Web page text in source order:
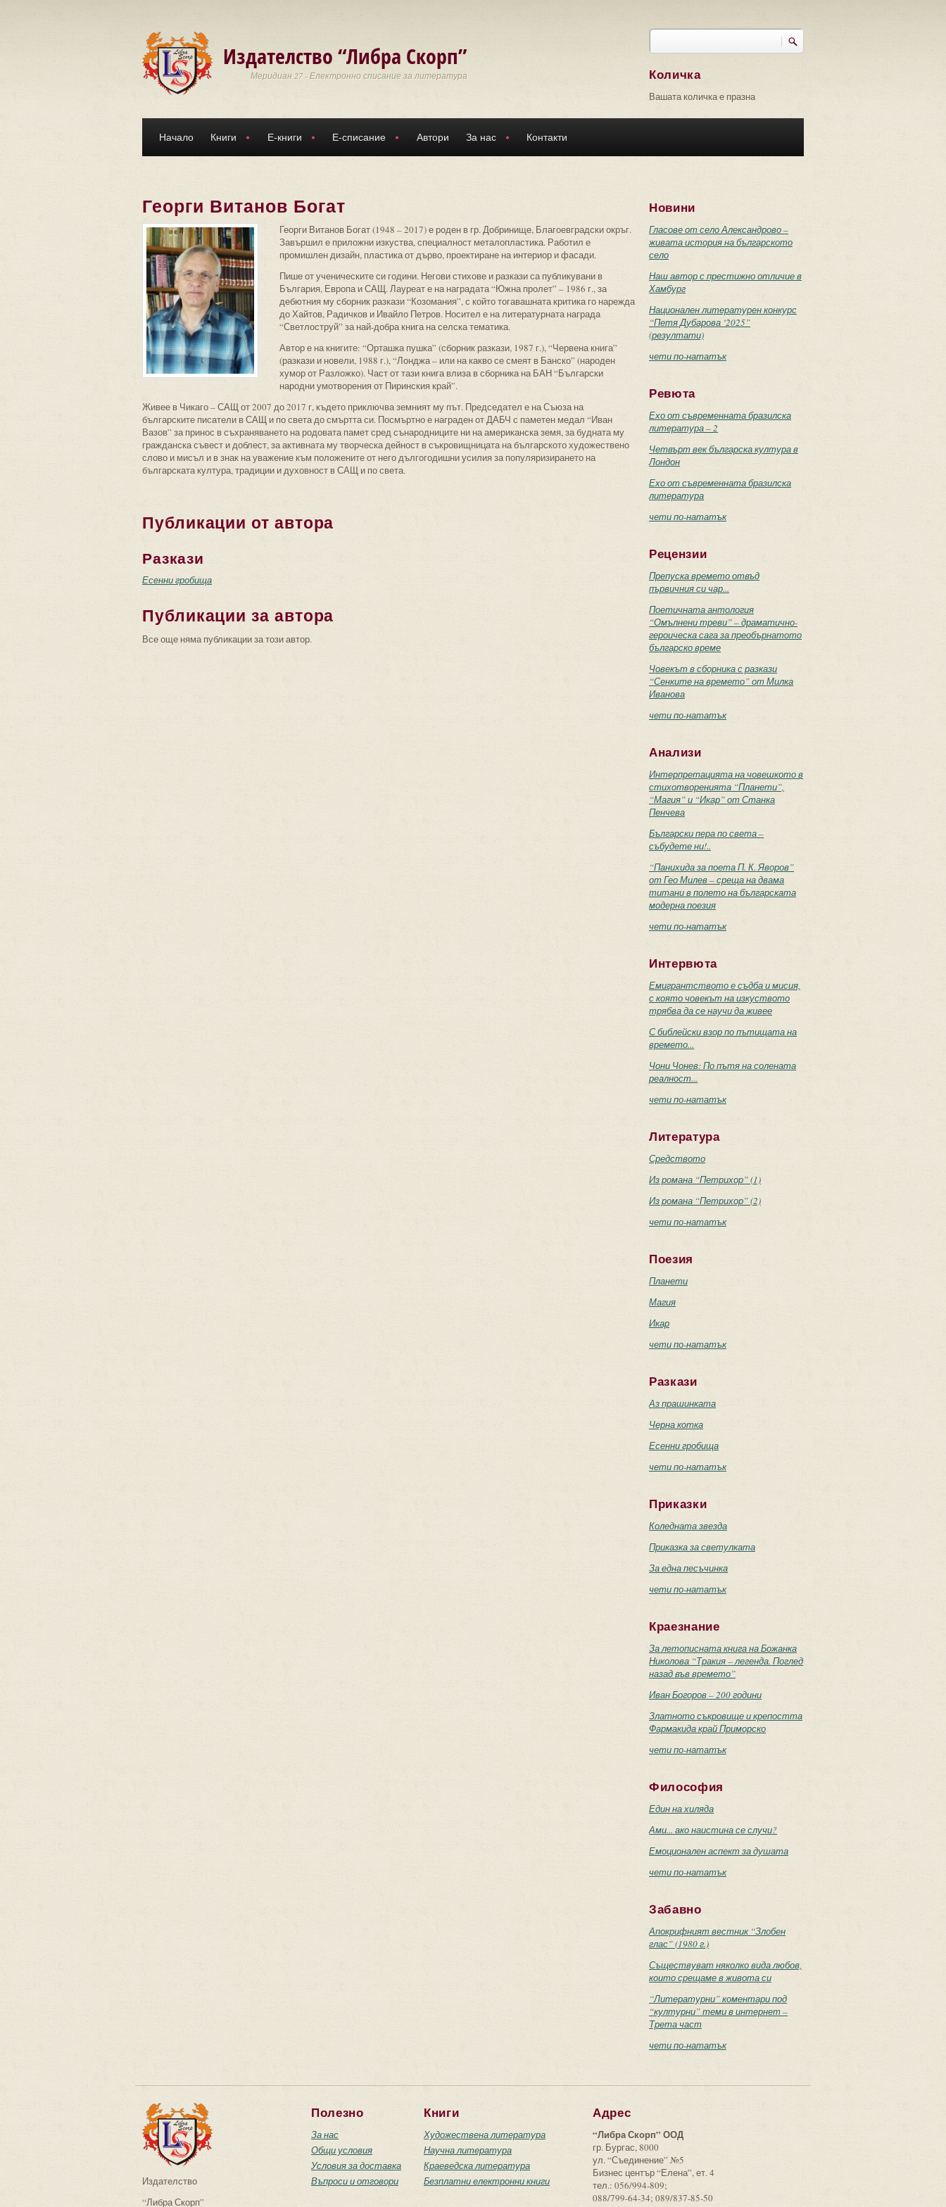
Издателство “Либра Скорп”
Меридиан 27 - Електронно списание за литература
Търси
Количка
Вашата количка е празна
Начало Книги Е-книги Е-списание Автори За нас Контакти
Георги Витанов Богат
Георги Витанов Богат (1948 – 2017) е роден в гр. Добринище, Благоевградски окръг.
Завършил е приложни изкуства, специалност металопластика. Работил е
промишлен дизайн, пластика от дърво, проектиране на интериор и фасади.
Пише от ученическите си години. Негови стихове и разкази са публикувани в
България, Европа и САЩ. Лауреат е на наградата “Южна пролет” – 1986 г., за
дебютния му сборник разкази “Козомания”, с който тогавашната критика го нарежда
до Хайтов, Радичков и Ивайло Петров. Носител е на литературната награда
“Светлоструй” за най-добра книга на селска тематика.
Автор е на книгите: “Орташка пушка” (сборник разкази, 1987 г.), “Червена книга”
(разкази и новели, 1988 г.), “Лонджа – или на какво се смеят в Банско” (народен
хумор от Разложко). Част от тази книга влиза в сборника на БАН “Български
народни умотворения от Пиринския край”.
Живее в Чикаго – САЩ от 2007 до 2017 г, където приключва земният му път. Председател е на Съюза на
българските писатели в САЩ и по света до смъртта си. Посмъртно е награден от ДАБЧ с паметен медал “Иван
Вазов” за принос в съхраняването на родовата памет сред сънародниците ни на американска земя, за будната му
гражданска съвест и доблест, за активната му творческа дейност в съкровищницата на българското художествено
слово и мисъл и в знак на уважение към положените от него дългогодишни усилия за популяризирането на
българската култура, традиции и духовност в САЩ и по света.
Публикации от автора
Разкази
Есенни гробища
Публикации за автора
Все още няма публикации за този автор.
Новини
Гласове от село Александрово –
живата история на българското
село
Наш автор с престижно отличие в
Хамбург
Национален литературен конкурс
“Петя Дубарова ‘2025”
(резултати)
чети по-нататък
Ревюта
Ехо от съвременната бразилска
литература – 2
Четвърт век българска култура в
Лондон
Ехо от съвременната бразилска
литература
чети по-нататък
Рецензии
Препуска времето отвъд
първичния си чар...
Поетичната антология
“Омълнени треви” – драматично-
героическа сага за преобърнатото
българско време
Човекът в сборника с разкази
“Сенките на времето” от Милка
Иванова
чети по-нататък
Анализи
Интерпретацията на човешкото в
стихотворенията “Планети”,
“Магия” и “Икар” от Станка
Пенчева
Български пера по света –
събудете ни!..
“Панихида за поета П. К. Яворов”
от Гео Милев – среща на двама
титани в полето на българската
модерна поезия
чети по-нататък
Интервюта
Емигрантството е съдба и мисия,
с която човекът на изкуството
трябва да се научи да живее
С библейски взор по пътищата на
времето...
Чони Чонев: По пътя на солената
реалност...
чети по-нататък
Литература
Средството
Из романа “Петрихор” (1)
Из романа “Петрихор” (2)
чети по-нататък
Поезия
Планети
Магия
Икар
чети по-нататък
Разкази
Аз прашинката
Черна котка
Есенни гробища
чети по-нататък
Приказки
Коледната звезда
Приказка за светулката
За една песъчинка
чети по-нататък
Краезнание
За летописната книга на Божанка
Николова “Тракия – легенда. Поглед
назад във времето”
Иван Богоров – 200 години
Златното съкровище и крепостта
Фармакида край Приморско
чети по-нататък
Философия
Един на хиляда
Ами... ако наистина се случи?
Емоционален аспект за душата
чети по-нататък
Забавно
Апокрифният вестник “Злобен
глас” (1980 г.)
Съществуват няколко вида любов,
които срещаме в живота си
“Литературни” коментари под
“културни” теми в интернет –
Трета част
чети по-нататък
Издателство
“Либра Скорп”
Полезно
За нас
Общи условия
Условия за доставка
Въпроси и отговори
Книги
Художествена литература
Научна литература
Краеведска литература
Безплатни електронни книги
Адрес
“Либра Скорп” ООД
гр. Бургас, 8000
ул. “Съединение” №5
Бизнес център “Елена”, ет. 4
тел.: 056/994-809;
088/799-64-34; 089/837-85-50